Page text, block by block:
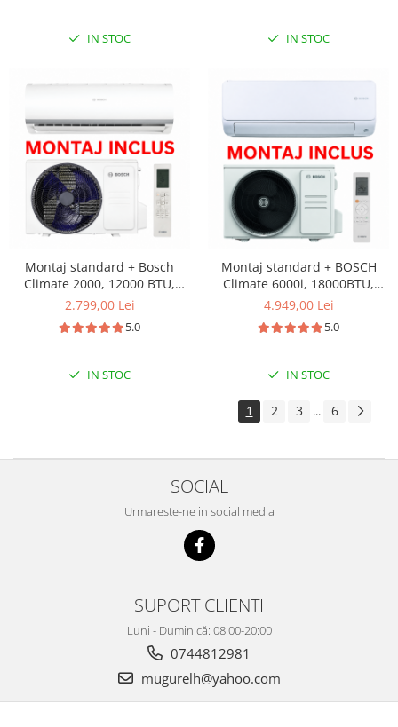
IN STOC IN STOC
Montaj standard + Bosch
Climate 2000, 12000 BTU,
A++/A+, Filtru catalizator rece,
functie Follow-me, alb
2.799,00 Lei
5.0
IN STOC
Montaj standard + BOSCH
Climate 6000i, 18000BTU,
A+++/A++
4.949,00 Lei
5.0
IN STOC
1 2 3 ... 6
SOCIAL
Urmareste-ne in social media
SUPORT CLIENTI
Luni - Duminică: 08:00-20:00
0744812981
mugurelh@yahoo.com